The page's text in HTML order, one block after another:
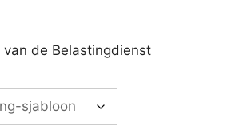
van de Belastingdienst